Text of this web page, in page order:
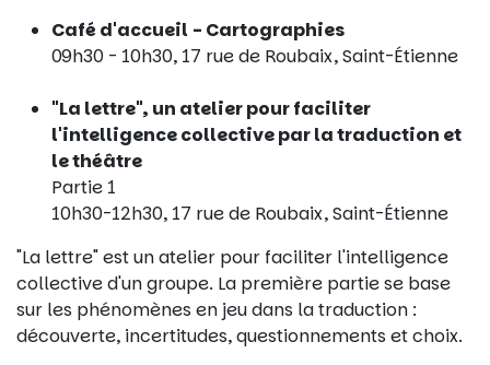
Café d'accueil - Cartographies
09h30 - 10h30, 17 rue de Roubaix, Saint-Étienne
"La lettre", un atelier pour faciliter
l'intelligence collective par la traduction et
le théâtre
Partie 1
10h30-12h30, 17 rue de Roubaix, Saint-Étienne
"La lettre" est un atelier pour faciliter l'intelligence
collective d'un groupe. La première partie se base
sur les phénomènes en jeu dans la traduction :
découverte, incertitudes, questionnements et choix.